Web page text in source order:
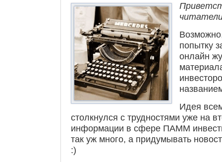
попытку
онлайн
Идея
столкнулся с трудностями уже на
информации в сфере ПАММ
так уж много, а придумывать
:)